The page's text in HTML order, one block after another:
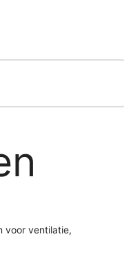
voor ventilatie,